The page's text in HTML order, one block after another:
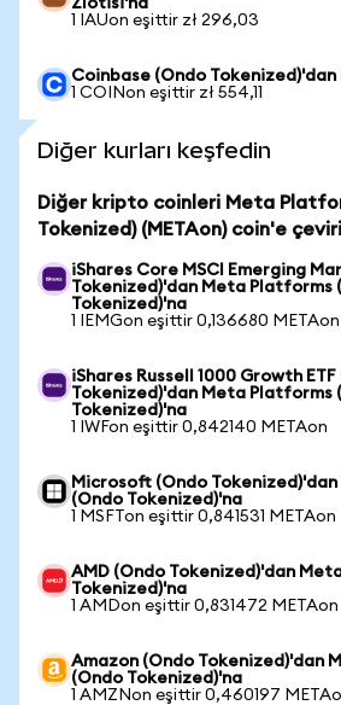
Zlotisi'na
1 IAUon eşittir zł 296,03
Coinbase (Ondo
1 COINon eşittir zł 554,11
Diğer kurları keşfedin
Diğer kripto coinleri Meta
Tokenized) (METAon) coin'e
iShares Core MSCI Emerging
Tokenized)'dan Meta Platforms
Tokenized)'na
1 IEMGon eşittir 0,136680 METAon
iShares Russell 1000 Growth
Tokenized)'dan Meta Platforms
Tokenized)'na
1 IWFon eşittir 0,842140 METAon
Microsoft (Ondo
(Ondo Tokenized)'na
1 MSFTon eşittir 0,841531 METAon
AMD (Ondo Tokenized)'dan
Tokenized)'na
1 AMDon eşittir 0,831472 METAon
Amazon (Ondo Tokenized)'dan
(Ondo Tokenized)'na
1 AMZNon eşittir 0,460197